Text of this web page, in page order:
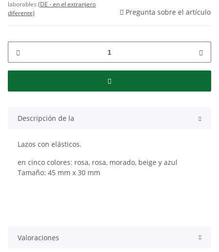
laborables (DE - en el extranjero
diferente)
Pregunta sobre el artículo
Descripción de la
Lazos con elásticos.
en cinco colores: rosa, rosa, morado, beige y azul
Tamaño: 45 mm x 30 mm
Valoraciones